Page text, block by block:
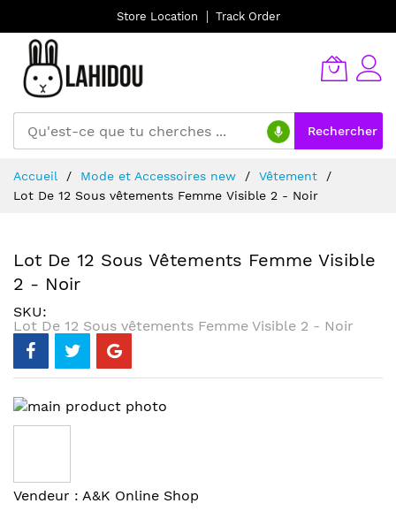
Store Location Track Order
Rechercher
au
contenu
Accueil Mode et Accessoires new
Vêtement
Lot De 12 Sous vêtements Femme Visible 2 - Noir
Lot De 12 Sous Vêtements Femme Visible
2 - Noir
SKU
Lot De 12 Sous vêtements Femme Visible 2 - Noir
Skip
to
of
the
Skip
Vendeur : A&K Online Shop